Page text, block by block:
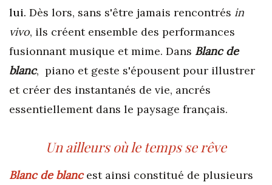
lui. Dès lors, sans s'être jamais rencontrés in
vivo, ils créent ensemble des performances
fusionnant musique et mime. Dans Blanc de
blanc, piano et geste s'épousent pour illustrer
et créer des instantanés de vie, ancrés
essentiellement dans le paysage français.
Un ailleurs où le temps se rêve
Blanc de blancest ainsi constitué de plusieurs